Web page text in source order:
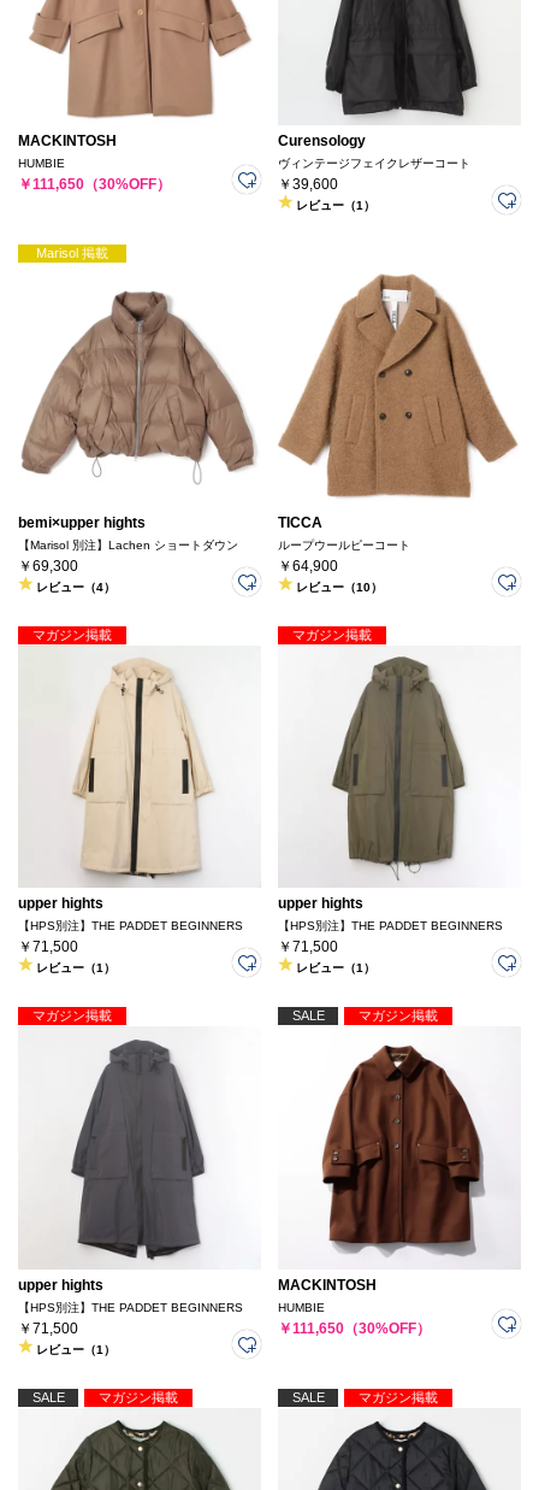
MACKINTOSH
HUMBIE
￥111,650（30%OFF）
Curensology
ヴィンテージフェイクレザーコート
￥39,600
レビュー（1）
Marisol 掲載
bemi×upper hights
【Marisol 別注】Lachen ショートダウン
￥69,300
レビュー（4）
TICCA
ループウールピーコート
￥64,900
レビュー（10）
マガジン掲載
upper hights
【HPS別注】THE PADDET BEGINNERS
￥71,500
レビュー（1）
マガジン掲載
upper hights
【HPS別注】THE PADDET BEGINNERS
￥71,500
レビュー（1）
マガジン掲載
upper hights
【HPS別注】THE PADDET BEGINNERS
￥71,500
レビュー（1）
SALE マガジン掲載
MACKINTOSH
HUMBIE
￥111,650（30%OFF）
SALE マガジン掲載 SALE マガジン掲載